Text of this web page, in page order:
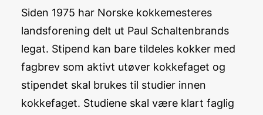
Siden 1975 har Norske kokkemesteres
landsforening delt ut Paul Schaltenbrands
legat. Stipend kan bare tildeles kokker med
fagbrev som aktivt utøver kokkefaget og
stipendet skal brukes til studier innen
kokkefaget. Studiene skal være klart faglig